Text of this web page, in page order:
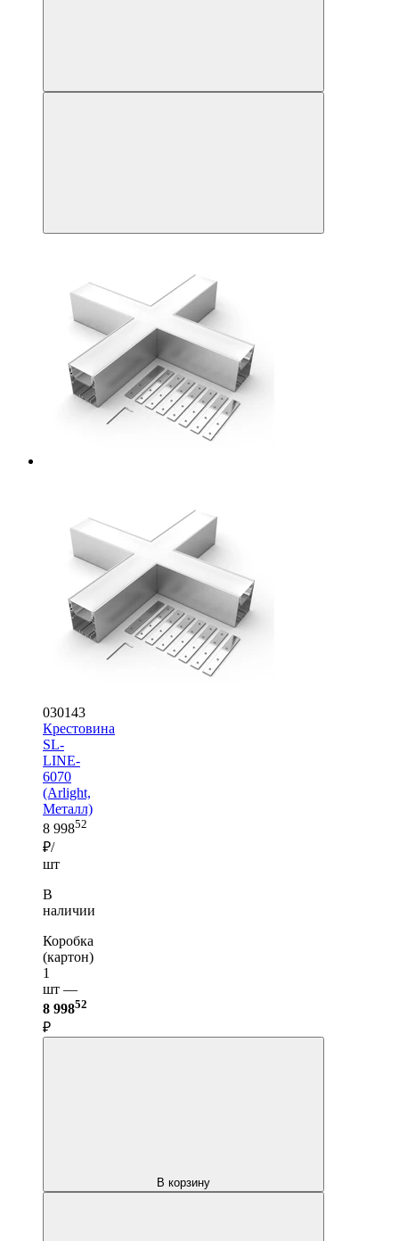
030143
Крестовина
SL-
LINE-
6070
(Arlight,
Металл)
8 99852
₽/
шт
В
наличии
Коробка
(картон)
1
шт —
8 99852
₽
В корзину